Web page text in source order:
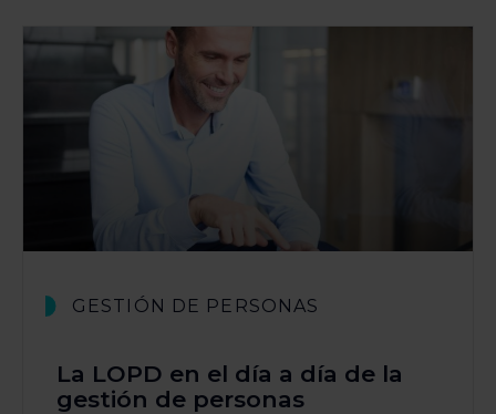
GESTIÓN DE PERSONAS
La LOPD en el día a día de la
gestión de personas